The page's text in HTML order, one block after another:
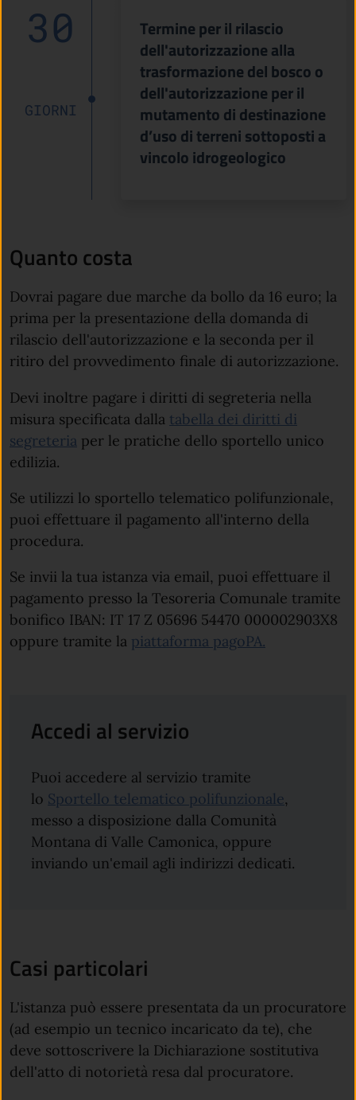
30
GIORNI
Termine per il rilascio
dell'autorizzazione alla
trasformazione del bosco o
dell'autorizzazione per il
mutamento di destinazione
d’uso di terreni sottoposti a
vincolo idrogeologico
Quanto costa
Dovrai pagare due marche da bollo da 16 euro; la
prima per la presentazione della domanda di
rilascio dell'autorizzazione e la seconda per il
ritiro del provvedimento finale di autorizzazione.
Devi inoltre pagare i diritti di segreteria nella
misura specificata dalla tabella dei diritti di
segreteria per le pratiche dello sportello unico
edilizia.
Se utilizzi lo sportello telematico polifunzionale,
puoi effettuare il pagamento all'interno della
procedura.
Se invii la tua istanza via email, puoi effettuare il
pagamento presso la Tesoreria Comunale tramite
bonifico IBAN: IT 17 Z 05696 54470 000002903X8
oppure tramite la piattaforma pagoPA.
Accedi al servizio
Puoi accedere al servizio tramite
lo Sportello telematico polifunzionale,
messo a disposizione dalla Comunità
Montana di Valle Camonica, oppure
inviando un'email agli indirizzi dedicati.
Casi particolari
L'istanza può essere presentata da un procuratore
(ad esempio un tecnico incaricato da te), che
deve sottoscrivere la Dichiarazione sostitutiva
dell'atto di notorietà resa dal procuratore.